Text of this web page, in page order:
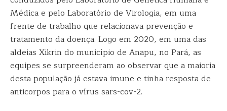
Médica e pelo Laboratório de Virologia, em uma
frente de trabalho que relacionava prevenção e
tratamento da doença. Logo em 2020, em uma das
aldeias Xikrin do município de Anapu, no Pará, as
equipes se surpreenderam ao observar que a maioria
desta população já estava imune e tinha resposta de
anticorpos para o vírus sars-cov-2.